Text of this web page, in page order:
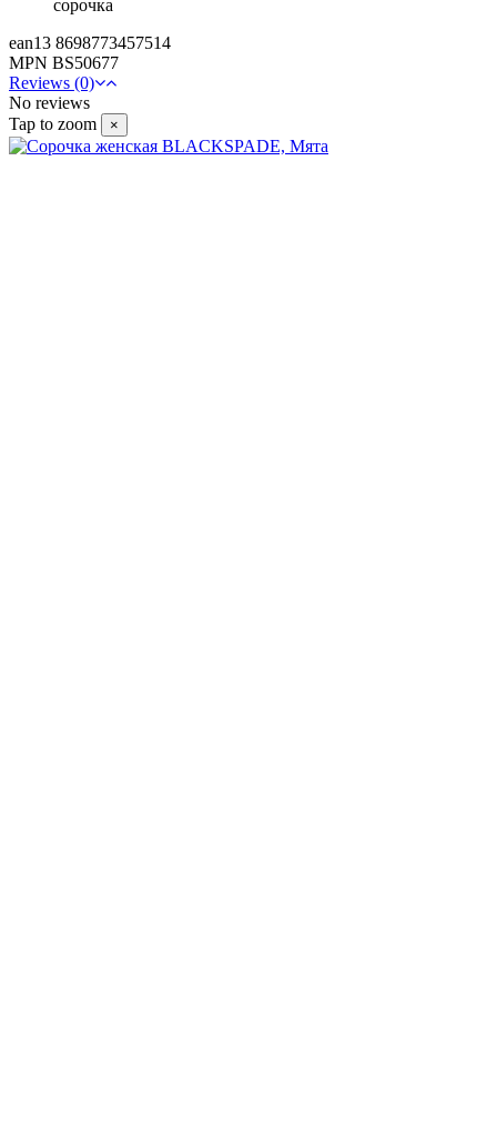
сорочка
ean13 8698773457514
MPN BS50677
Reviews (0)
No reviews
Tap to zoom
×